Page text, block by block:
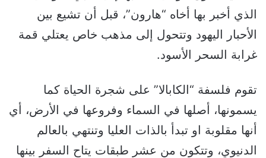
الذي أخبر بها أخاه “هارون”، قبل أن تشيع بين
الأحبار اليهود وتتحول إلى مذهب خاص يعتلي قمة
غرابة السحر الأسود.
تقوم فلسفة “الكابالا” على شجرة الحياة كما
يسمونها، أصلها في السماء وفروعها في الأرض، أي
أنها مقلوبة او تبدأ بالذات العليا وتنتهي بالعالم
الدنيوي، وتتكون من عشر طبقات يتاح السفر بينها